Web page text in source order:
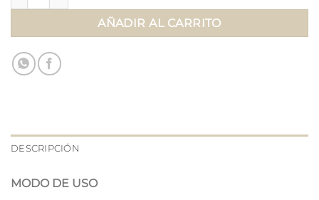
AÑADIR AL CARRITO
DESCRIPCIÓN
MODO DE USO